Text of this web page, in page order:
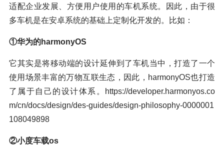
适配企业发展、方便用户使用的车机系统。因此，由于很
多车机是在安卓系统的基础上定制化开发的。比如：
①华为的harmonyOS
它其实是将移动端的设计延伸到了车机当中，打造了一个
使用场景丰富的万物互联生态，因此，harmonyOS也打造
了属于自己的设计体系。https://developer.harmonyos.co
m/cn/docs/design/des-guides/design-philosophy-0000001
108049898
②小度车载os